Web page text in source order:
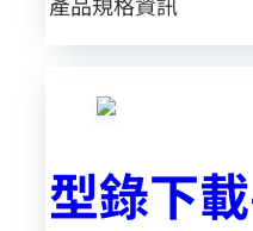
型錄下